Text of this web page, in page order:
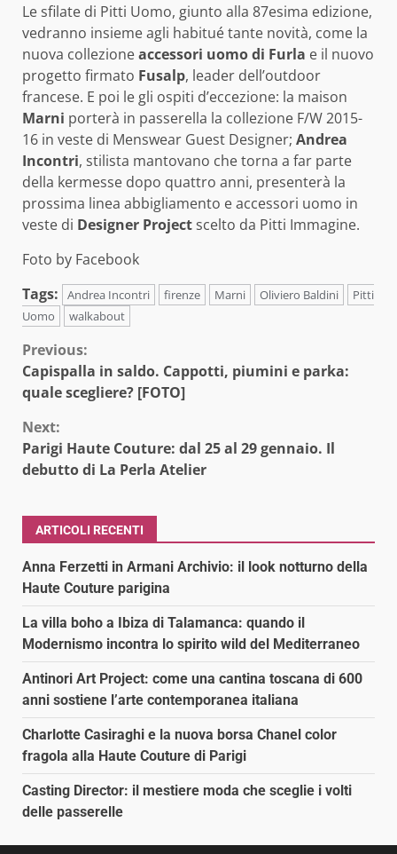
Le sfilate di Pitti Uomo, giunto alla 87esima edizione,
vedranno insieme agli habitué tante novità, come la
nuova collezioneaccessori uomo di Furla e il nuovo
progetto firmato Fusalp, leader dell’outdoor
francese. E poi le gli ospiti d’eccezione: la maison
Marni porterà in passerella la collezione F/W 2015-
16 in veste di Menswear Guest Designer; Andrea
Incontri, stilista mantovano che torna a far parte
della kermesse dopo quattro anni, presenterà la
prossima linea abbigliamento e accessori uomo in
veste di Designer Projectscelto da Pitti Immagine.
Foto by Facebook
Tags:
Andrea Incontri firenze Marni Oliviero Baldini
Pitti
Uomo
walkabout
Continue
Reading
Previous:
Capispalla in saldo. Cappotti, piumini e parka:
quale scegliere? [FOTO]
Next:
Parigi Haute Couture: dal 25 al 29 gennaio. Il
debutto di La Perla Atelier
ARTICOLI RECENTI
Anna Ferzetti in Armani Archivio: il look notturno della
Haute Couture parigina
La villa boho a Ibiza di Talamanca: quando il
Modernismo incontra lo spirito wild del Mediterraneo
Antinori Art Project: come una cantina toscana di 600
anni sostiene l’arte contemporanea italiana
Charlotte Casiraghi e la nuova borsa Chanel color
fragola alla Haute Couture di Parigi
Casting Director: il mestiere moda che sceglie i volti
delle passerelle